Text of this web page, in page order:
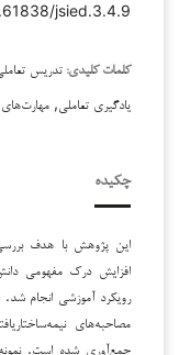
jsied.3.4.9
کلمات کلیدی: تدریس
یادگیری تعاملی,
چکیده
این پژوهش با هدف
افزایش درک مفهومی
رویکرد آموزشی انجام
جمع‌آوری شده است.